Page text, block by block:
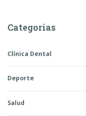
Categorías
Clínica Dental
Deporte
Salud